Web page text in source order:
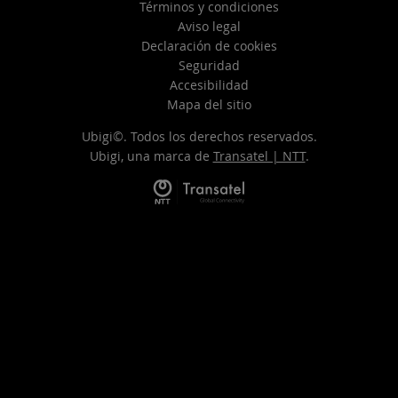
Términos y condiciones
Aviso legal
Declaración de cookies
Seguridad
Accesibilidad
Mapa del sitio
Ubigi©. Todos los derechos reservados.
Ubigi, una marca de Transatel | NTT.